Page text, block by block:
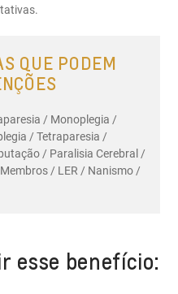
QUE PODEM
/ Monoplegia /
/ Tetraparesia /
/ Paralisia Cerebral /
/ LER / Nanismo /
esse benefício: